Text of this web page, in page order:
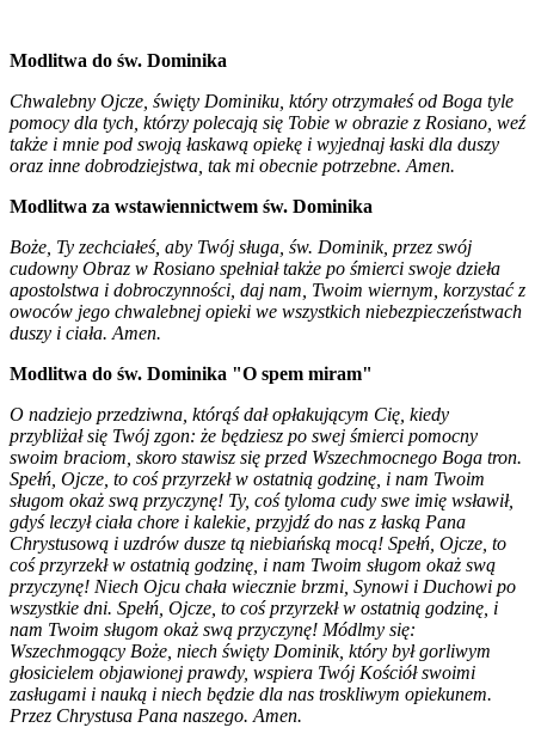
Modlitwa do św. Dominika
Chwalebny Ojcze, święty Dominiku, który otrzymałeś od Boga tyle
pomocy dla tych, którzy polecają się Tobie w obrazie z Rosiano, weź
także i mnie pod swoją łaskawą opiekę i wyjednaj łaski dla duszy
oraz inne dobrodziejstwa, tak mi obecnie potrzebne. Amen.
Modlitwa za wstawiennictwem św. Dominika
Boże, Ty zechciałeś, aby Twój sługa, św. Dominik, przez swój
cudowny Obraz w Rosiano spełniał także po śmierci swoje dzieła
apostolstwa i dobroczynności, daj nam, Twoim wiernym, korzystać z
owoców jego chwalebnej opieki we wszystkich niebezpieczeństwach
duszy i ciała. Amen.
Modlitwa do św. Dominika "O spem miram"
O nadziejo przedziwna, którąś dał opłakującym Cię, kiedy
przybliżał się Twój zgon: że będziesz po swej śmierci pomocny
swoim braciom, skoro stawisz się przed Wszechmocnego Boga tron.
Spełń, Ojcze, to coś przyrzekł w ostatnią godzinę, i nam Twoim
sługom okaż swą przyczynę! Ty, coś tyloma cudy swe imię wsławił,
gdyś leczył ciała chore i kalekie, przyjdź do nas z łaską Pana
Chrystusową i uzdrów dusze tą niebiańską mocą! Spełń, Ojcze, to
coś przyrzekł w ostatnią godzinę, i nam Twoim sługom okaż swą
przyczynę! Niech Ojcu chała wiecznie brzmi, Synowi i Duchowi po
wszystkie dni. Spełń, Ojcze, to coś przyrzekł w ostatnią godzinę, i
nam Twoim sługom okaż swą przyczynę! Módlmy się:
Wszechmogący Boże, niech święty Dominik, który był gorliwym
głosicielem objawionej prawdy, wspiera Twój Kościół swoimi
zasługami i nauką i niech będzie dla nas troskliwym opiekunem.
Przez Chrystusa Pana naszego. Amen.